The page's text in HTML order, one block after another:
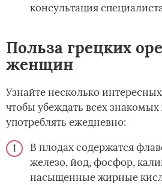
консультация
Польза грецких
женщин
Узнайте несколько
чтобы убеждать всех
употреблять ежедневно:
В плодах содержатся
железо, йод, фосфор,
насыщенные жирные